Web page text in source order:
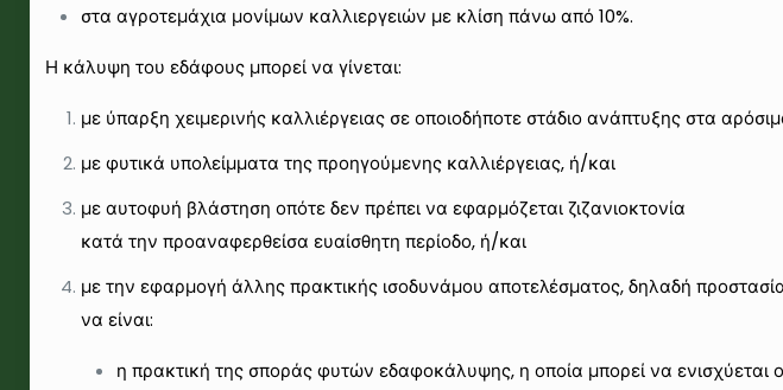
στα αγροτεμάχια μονίμων καλλιεργειών με κλίση πάνω από 10%.
Η κάλυψη του εδάφους μπορεί να γίνεται:
με ύπαρξη χειμερινής καλλιέργειας σε οποιοδήποτε στάδιο ανάπτυξης στα
με φυτικά υπολείμματα της προηγούμενης καλλιέργειας, ή/και
με αυτοφυή βλάστηση οπότε δεν πρέπει να εφαρμόζεται ζιζανιοκτονία
κατά την προαναφερθείσα ευαίσθητη περίοδο, ή/και
με την εφαρμογή άλλης πρακτικής ισοδυνάμου αποτελέσματος, δηλαδή
να είναι:
η πρακτική της σποράς φυτών εδαφοκάλυψης, η οποία μπορεί να ενισχύεται